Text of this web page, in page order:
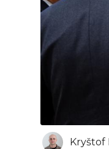
Kryštof